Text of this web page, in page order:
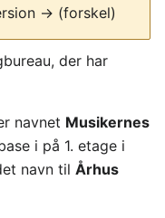
→ (forskel)
der har
navnet Musikernes
i på 1. etage i
navn til Århus